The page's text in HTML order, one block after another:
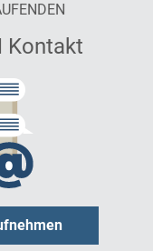
Kontakt